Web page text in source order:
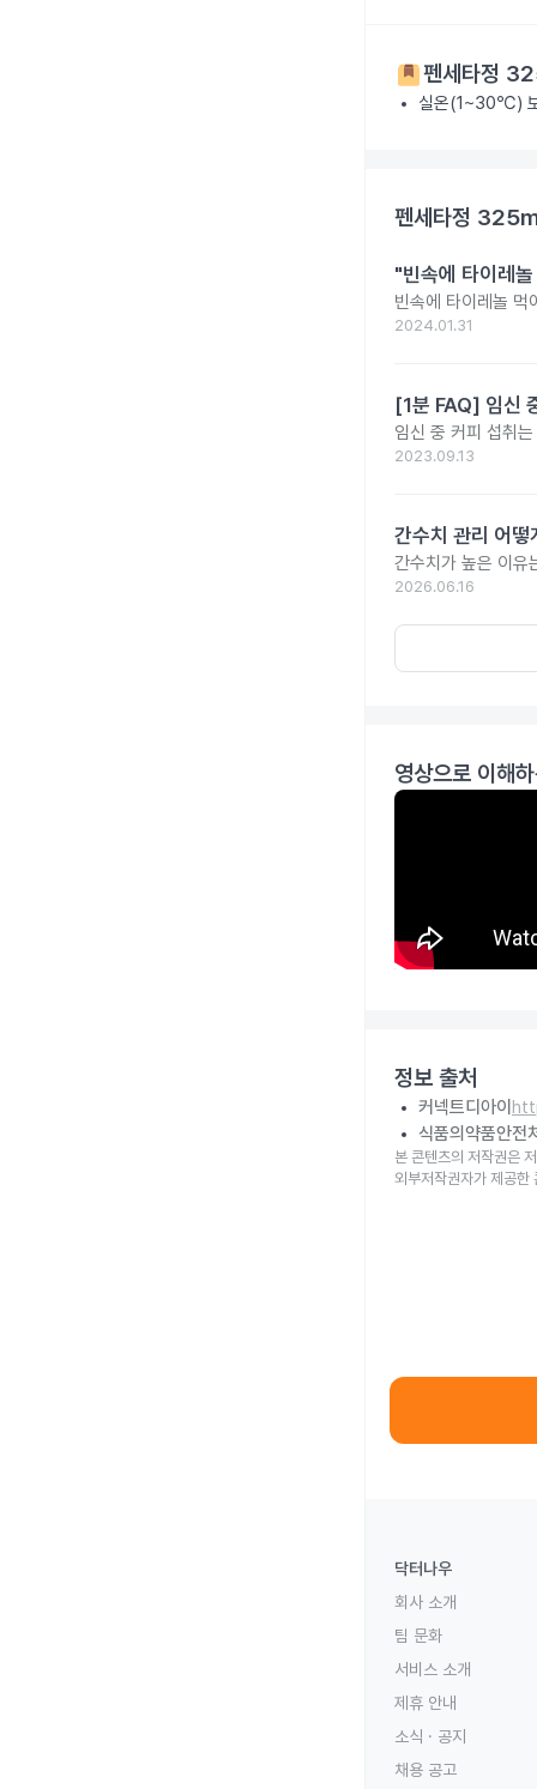
펜세타정
실온(1~30℃)
펜세타정
"빈속에 타이레
빈속에 타이레놀 먹
2024.01.31
[1분 FAQ] 임신
임신 중 커피 섭취
2023.09.13
간수치 관리 어
간수치가 높은 이유
2026.06.16
영상으로 이해
정보 출처
커넥트디아이
식품의약품안전
본 콘텐츠의 저작권은
외부저작권자가 제공한
닥터나우
회사 소개
팀 문화
서비스 소개
제휴 안내
소식 · 공지
채용 공고